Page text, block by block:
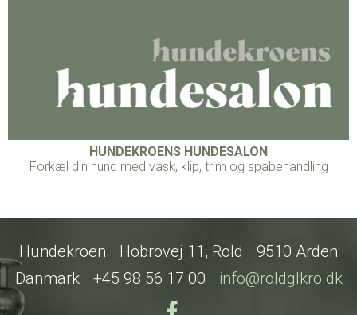
HUNDEKROENS HUNDESALON
Forkæl din hund med vask, klip, trim og spabehandling
Hundekroen Hobrovej 11, Rold
9510 Arden
Danmark
+45 98 56 17 00 info@roldglkro.dk